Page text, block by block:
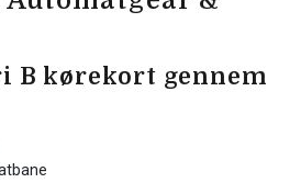
B kørekort gennem